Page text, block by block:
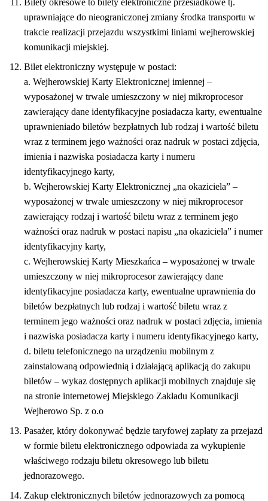
uprawniające do nieograniczonej zmiany środka transportu w
trakcie realizacji przejazdu wszystkimi liniami wejherowskiej
komunikacji miejskiej.
Bilet elektroniczny występuje w postaci:
a. Wejherowskiej Karty Elektronicznej imiennej –
wyposażonej w trwale umieszczony w niej mikroprocesor
zawierający dane identyfikacyjne posiadacza karty, ewentualne
uprawnieniado biletów bezpłatnych lub rodzaj i wartość biletu
wraz z terminem jego ważności oraz nadruk w postaci zdjęcia,
imienia i nazwiska posiadacza karty i numeru
identyfikacyjnego karty,
b. Wejherowskiej Karty Elektronicznej „na okaziciela” –
wyposażonej w trwale umieszczony w niej mikroprocesor
zawierający rodzaj i wartość biletu wraz z terminem jego
ważności oraz nadruk w postaci napisu „na okaziciela” i numer
identyfikacyjny karty,
c. Wejherowskiej Karty Mieszkańca – wyposażonej w trwale
umieszczony w niej mikroprocesor zawierający dane
identyfikacyjne posiadacza karty, ewentualne uprawnienia do
biletów bezpłatnych lub rodzaj i wartość biletu wraz z
terminem jego ważności oraz nadruk w postaci zdjęcia, imienia
i nazwiska posiadacza karty i numeru identyfikacyjnego karty,
d. biletu telefonicznego na urządzeniu mobilnym z
zainstalowaną odpowiednią i działającą aplikacją do zakupu
biletów – wykaz dostępnych aplikacji mobilnych znajduje się
na stronie internetowej Miejskiego Zakładu Komunikacji
Wejherowo Sp. z o.o
Pasażer, który dokonywać będzie taryfowej zapłaty za przejazd
w formie biletu elektronicznego odpowiada za wykupienie
właściwego rodzaju biletu okresowego lub biletu
jednorazowego.
Zakup elektronicznych biletów jednorazowych za pomocą